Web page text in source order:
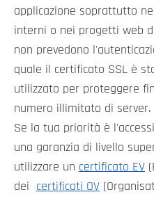
applicazione soprattutto
interni o nei progetti web
non prevedono
quale il certificato SSL è
utilizzato per proteggere
numero illimitato di server.
Se la tua priorità è
una garanzia di livello
utilizzare un certificato EV
dei certificati OV